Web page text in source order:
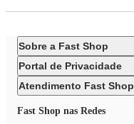
Sobre a Fast Shop
Portal de Privacidade
Atendimento Fast Shop
Fast Shop nas Redes